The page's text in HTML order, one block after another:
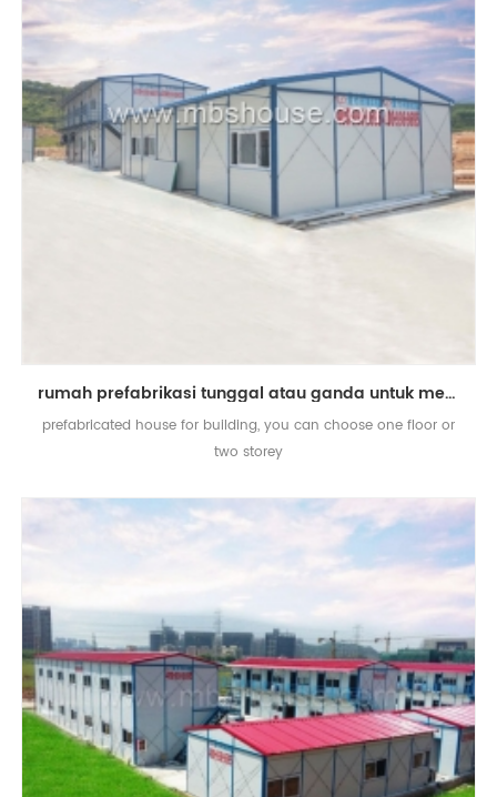
rumah prefabrikasi tunggal atau ganda untuk membangun pekerja untuk dijual
prefabricated house for building, you can choose one floor or
two storey